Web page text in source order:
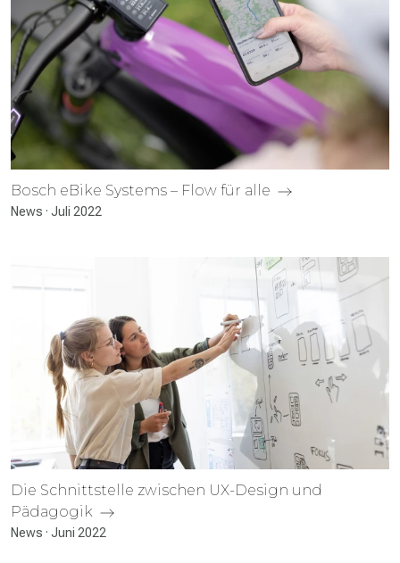
Bosch eBike Systems – Flow für alle
News · Juli 2022
Die Schnitt­stelle zwischen UX-Design und
Pädagogik
News · Juni 2022